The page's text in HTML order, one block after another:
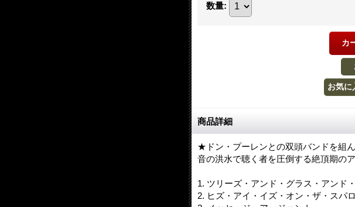
数量:
商品詳細
★ドン・プーレンとの双頭バンドを組
音の洪水で聴く者を圧倒する絶頂期の
1. ツリーズ・アンド・グラス・アンド
2. ヒズ・アイ・イズ・オン・ザ・スパ